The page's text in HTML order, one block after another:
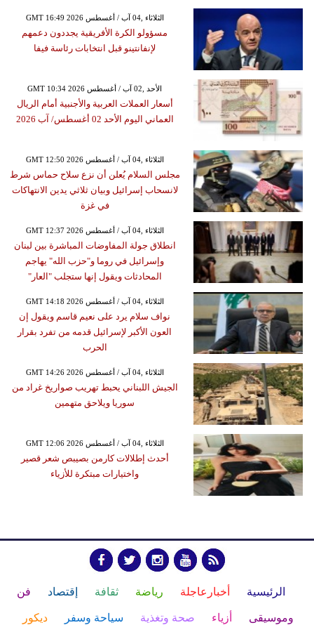
GMT 16:49 2026 الثلاثاء ,04 آب / أغسطس
مسؤولو الكرة الأفريقية يجددون دعمهم
لإنفانتينو قبل انتخابات رئاسة فيفا
GMT 10:34 2026 الأحد ,02 آب / أغسطس
أسعار العملات العربية والأجنبية أمام الريال
العماني اليوم الأحد 02 أغسطس/ آب 2026
GMT 12:50 2026 الثلاثاء ,04 آب / أغسطس
مجلس السلام يُعلن أن نزع سلاح حماس شرط
لانسحاب إسرائيل وبيان ثلاثي يدين الانتهاكات
في غزة
GMT 12:37 2026 الثلاثاء ,04 آب / أغسطس
انطلاق جولة المفاوضات المباشرة بين لبنان
وإسرائيل في روما و"حزب الله" يهاجم
المحادثات ويقول إنها ستجلب "العار"
GMT 14:18 2026 الثلاثاء ,04 آب / أغسطس
نواف سلام يرد على نعيم قاسم ويقول إن
العون الأكبر لإسرائيل قدمه من تفرد بقرار
الحرب
GMT 14:26 2026 الثلاثاء ,04 آب / أغسطس
الجيش اللبناني يحبط تهريب صواريخ غراد من
سوريا ويلاحق متهمين
GMT 12:06 2026 الثلاثاء ,04 آب / أغسطس
أحدث إطلالات كارمن بصيبص شعر قصير
واختيارات مبتكرة للأزياء
الرئيسية أخبارعاجلة رياضة ثقافة إقتصاد فن
وموسيقى أزياء صحة وتغذية سياحة وسفر ديكور